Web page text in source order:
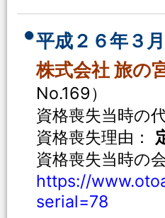
平成２６年３
株式会社 旅の
No.169）
資格喪失当時の
資格喪失理由：
資格喪失当時の
https://
serial=78